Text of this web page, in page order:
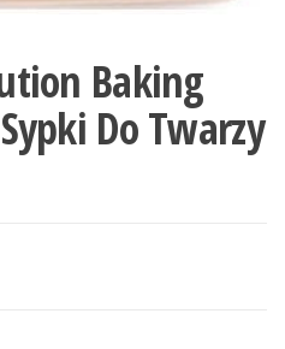
Baking
Do Twarzy